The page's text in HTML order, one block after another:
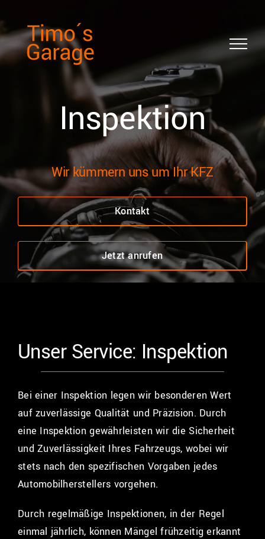
content
Inspektion
Wir kümmern uns um Ihr KFZ
Kontakt
Jetzt anrufen
Unser Service: Inspektion
Bei einer Inspektion legen wir besonderen Wert
auf zuverlässige Qualität und Präzision. Durch
eine Inspektion gewährleisten wir die Sicherheit
und Zuverlässigkeit Ihres Fahrzeugs, wobei wir
stets nach den spezifischen Vorgaben jedes
Automobilherstellers vorgehen.
Durch regelmäßige Inspektionen, in der Regel
einmal jährlich, können Mängel frühzeitig erkannt